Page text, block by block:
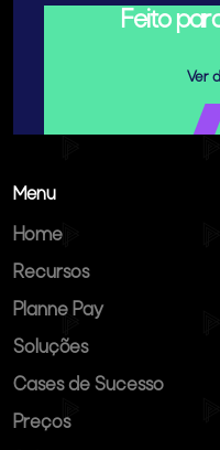
Feito
Ver
Menu
Home
Recursos
Planne Pay
Soluções
Cases de Sucesso
Preços